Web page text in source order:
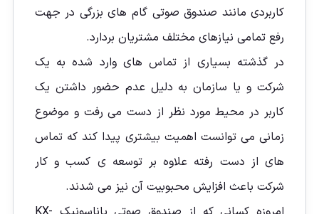
کاربردی مانند صندوق صوتی گام های بزرگی در جهت
رفع تمامی نیازهای مختلف مشتریان بردارد.
در گذشته بسیاری از تماس های وارد شده به یک
شرکت و یا سازمان به دلیل عدم حضور داشتن یک
کاربر در محیط مورد نظر از دست می رفت و موضوع
زمانی می توانست اهمیت بیشتری پیدا کند که تماس
های از دست رفته علاوه بر توسعه ی کسب و کار
شرکت باعث افزایش محبوبیت آن نیز می شدند.